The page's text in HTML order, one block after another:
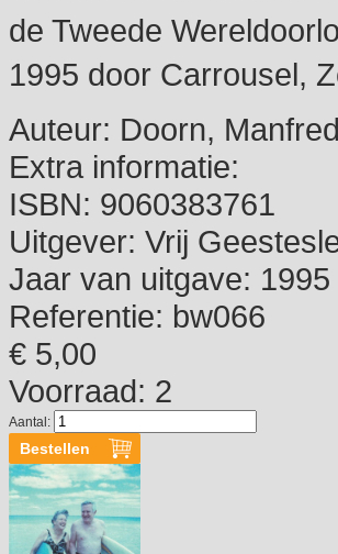
de Tweede
1995 door Carrousel,
Auteur: Doorn,
Extra informatie:
ISBN: 9060383761
Uitgever: Vrij
Jaar van uitgave: 1995
Referentie: bw066
€ 5,00
Voorraad: 2
Aantal: